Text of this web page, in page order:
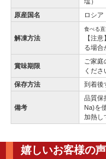
塩）
原産国名
ロシア
解凍方法
食べる直
【注
る場合
賞味期限
ご家庭
くださ
保存方法
到着後
備考
品質保
Na)を
加熱し
嬉しいお客様の声